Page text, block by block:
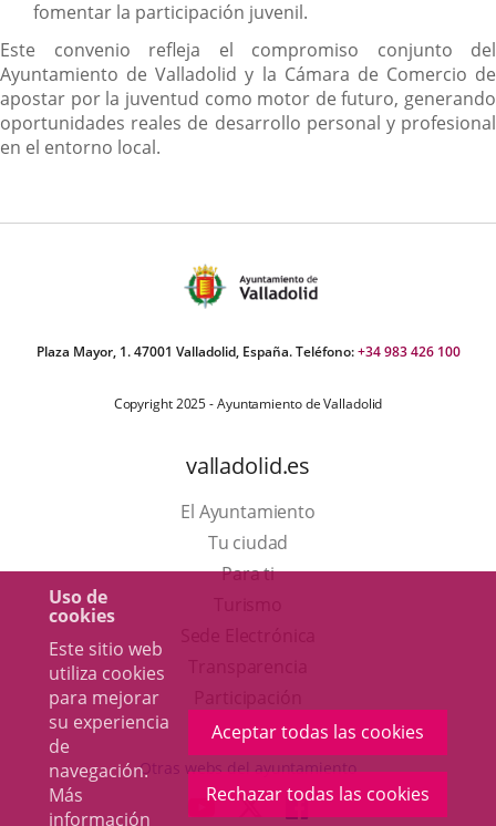
Uso de
cookies
Este sitio web
utiliza cookies
para mejorar
su experiencia
de
navegación.
Más
información
Aceptar todas las cookies
Rechazar todas las cookies
fomentar la participación juvenil.
Este convenio refleja el compromiso conjunto del
Ayuntamiento de Valladolid y la Cámara de Comercio de
apostar por la juventud como motor de futuro, generando
oportunidades reales de desarrollo personal y profesional
en el entorno local.
Plaza Mayor, 1. 47001 Valladolid, España. Teléfono:+34 983 426 100
Copyright 2025 - Ayuntamiento de Valladolid
valladolid.es
El Ayuntamiento
Tu ciudad
Para ti
en
una
ventana
nueva.
aplicación
externa.
Otras webs del ayuntamiento
ENLACEENLACEENLACE